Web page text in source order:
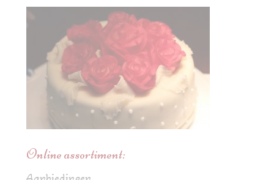
Online assortiment: